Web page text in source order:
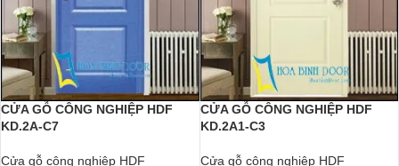
CỬA GỖ CÔNG NGHIỆP HDF
KD.2A-C7
Cửa gỗ công nghiệp HDF
CỬA GỖ CÔNG NGHIỆP HDF
KD.2A1-C3
Cửa gỗ công nghiệp HDF